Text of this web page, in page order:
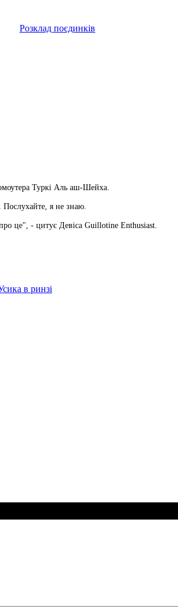
Розклад поєдинків
Туркі Аль аш-Шейха.
я не знаю.
це", - цитує Девіса Guillotine Enthusiast.
в ринзі